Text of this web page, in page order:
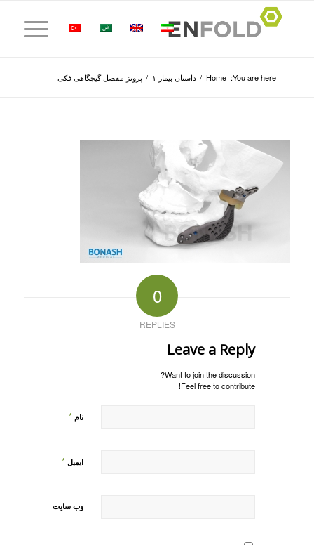
You are here:
Home
/ داستان بیمار ۱ / پروتز مفصل گیجگاهی فکی
0
REPLIES
Leave a Reply
Want to join the discussion?
Feel free to contribute!
نام *
ایمیل *
وب‌ سایت